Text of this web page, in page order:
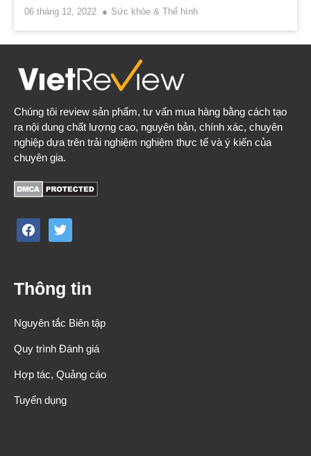
06 tháng 12, 2022 Sức khỏe & Thể hình
Chúng tôi review sản phẩm, tư vấn mua hàng bằng cách tạo
ra nội dung chất lượng cao, nguyên bản, chính xác, chuyên
nghiệp dựa trên trải nghiệm nghiệm thực tế và ý kiến của
chuyên gia.
facebooktwitter
Thông tin
Nguyên tắc Biên tập
Quy trình Đánh giá
Hợp tác, Quảng cáo
Tuyển dụng